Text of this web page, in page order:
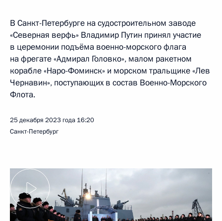
В Санкт-Петербурге на судостроительном заводе
«Северная верфь» Владимир Путин принял участие
в церемонии подъёма военно-морского флага
на фрегате «Адмирал Головко», малом ракетном
корабле «Наро-Фоминск» и морском тральщике «Лев
Чернавин», поступающих в состав Военно-Морского
Флота.
25 декабря 2023 года 16:20
Санкт-Петербург